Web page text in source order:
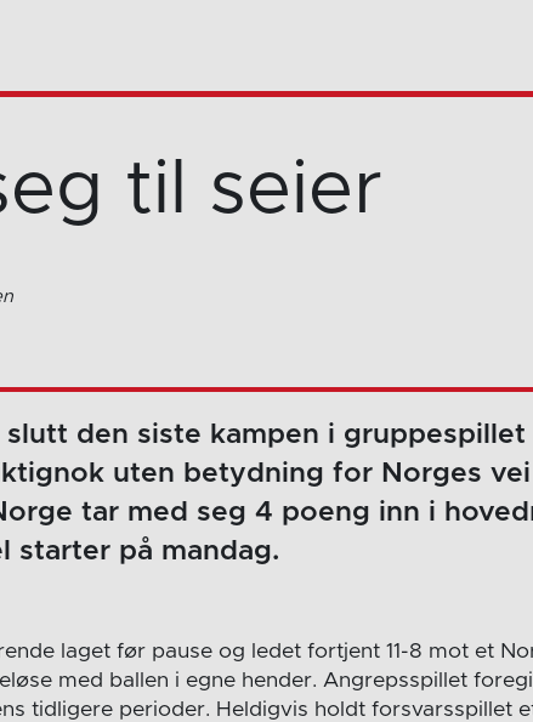
til seier
den siste kampen i gruppespillet
uten betydning for Norges
tar med seg 4 poeng inn i
starter på mandag.
laget før pause og ledet fortjent 11-8 mot et
med ballen i egne hender. Angrepsspillet
tidligere perioder. Heldigvis holdt forsvarsspillet